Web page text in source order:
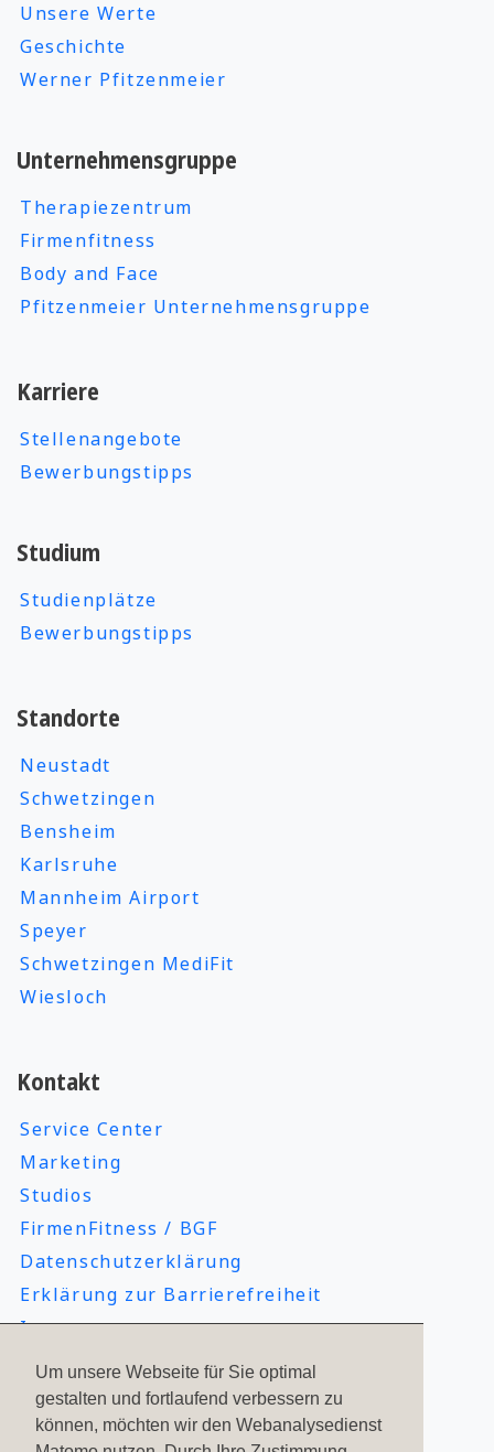
Um unsere Webseite für Sie optimal
gestalten und fortlaufend verbessern zu
können, möchten wir den Webanalysedienst
Unsere Werte
Geschichte
Werner Pfitzenmeier
Unternehmensgruppe
Therapiezentrum
Firmenfitness
Body and Face
Pfitzenmeier Unternehmensgruppe
Karriere
Stellenangebote
Bewerbungstipps
Studium
Studienplätze
Bewerbungstipps
Standorte
Neustadt
Schwetzingen
Bensheim
Karlsruhe
Mannheim Airport
Speyer
Schwetzingen MediFit
Wiesloch
Kontakt
Service Center
Marketing
Studios
FirmenFitness / BGF
Datenschutzerklärung
Erklärung zur Barrierefreiheit
Impressum
Social Media